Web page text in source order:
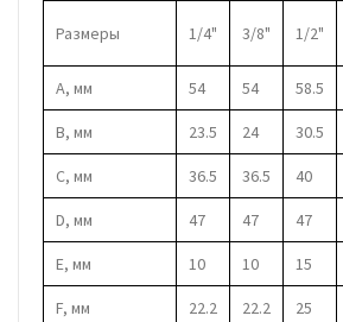
Размеры 1/4" 3/8" 1/2"
А, мм 54 54 58.5
В, мм 23.5 24 30.5
С, мм 36.5 36.5 40
D, мм 47 47 47
E, мм 10 10 15
F, мм 22.2 22.2 25